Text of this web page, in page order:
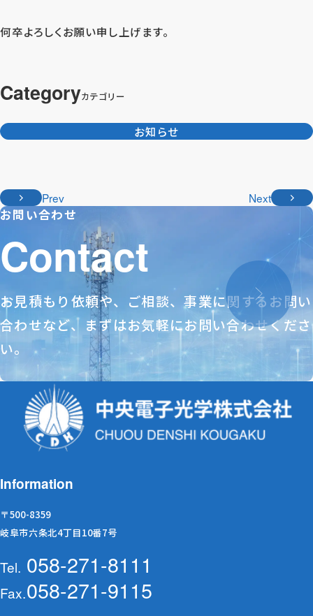
何卒よろしくお願い申し上げます。
Categoryカテゴリー
お知らせ
Prev Next
お問い合わせ
Contact
お見積もり依頼や、ご相談、事業に関するお問い
合わせなど、 まずはお気軽にお問い合わせくださ
い。
Information
〒500-8359
岐阜市六条北4丁目10番7号
Tel. 058-271-8111
Fax.058-271-9115